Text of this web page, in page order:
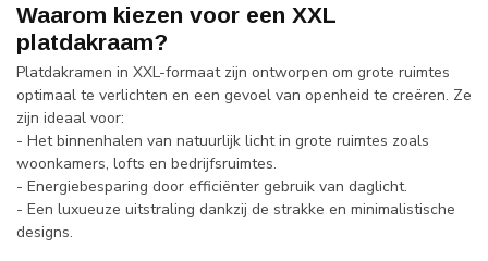
Waarom kiezen voor een XXL
platdakraam?
Platdakramen in XXL-formaat zijn ontworpen om grote ruimtes
optimaal te verlichten en een gevoel van openheid te creëren. Ze
zijn ideaal voor:
- Het binnenhalen van natuurlijk licht in grote ruimtes zoals
woonkamers, lofts en bedrijfsruimtes.
- Energiebesparing door efficiënter gebruik van daglicht.
- Een luxueuze uitstraling dankzij de strakke en minimalistische
designs.